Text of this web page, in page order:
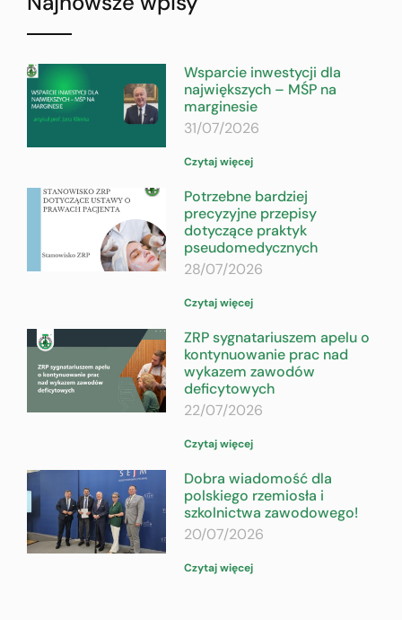
Wsparcie inwestycji dla
największych – MŚP na
marginesie
31/07/2026
Czytaj więcej
Potrzebne bardziej
precyzyjne przepisy
dotyczące praktyk
pseudomedycznych
28/07/2026
Czytaj więcej
ZRP sygnatariuszem apelu o
kontynuowanie prac nad
wykazem zawodów
deficytowych
22/07/2026
Czytaj więcej
Dobra wiadomość dla
polskiego rzemiosła i
szkolnictwa zawodowego!
20/07/2026
Czytaj więcej